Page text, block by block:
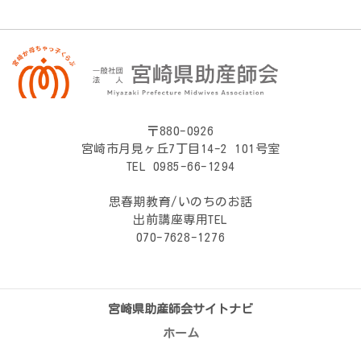
〒880-0926
宮崎市月見ヶ丘7丁目14-2 101号室
TEL 0985-66-1294
思春期教育/いのちのお話
出前講座専用TEL
070-7628-1276
宮崎県助産師会サイトナビ
ホーム